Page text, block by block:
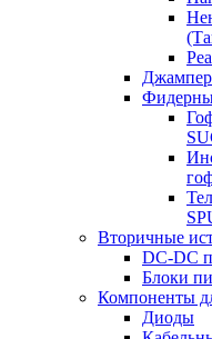
Вторичные
DC-DC
Блоки
Компоненты
Диоды